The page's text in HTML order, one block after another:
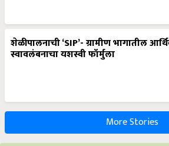
शेळीपालनाची ‘SIP’- ग्रामीण भागातील
स्वावलंबनाचा यशस्वी फॉर्मुला
More Stories